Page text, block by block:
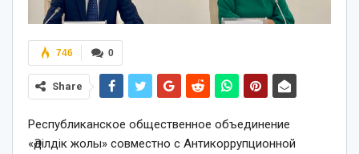
0
746
Share
Pеспубликанское общественное объединение
«Әділдік жолы» совместно с Антикоррупционной